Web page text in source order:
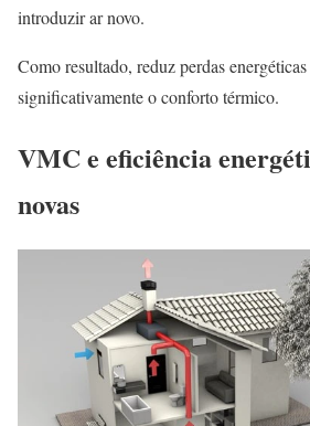
introduzir ar novo.
Como resultado, reduz perdas
significativamente o conforto térmico.
VMC e eficiência
novas